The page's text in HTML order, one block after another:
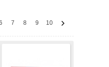
7 8 9 10